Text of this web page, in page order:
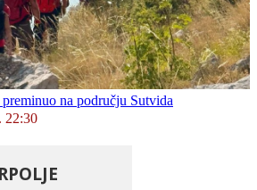
na području Sutvida
22:30